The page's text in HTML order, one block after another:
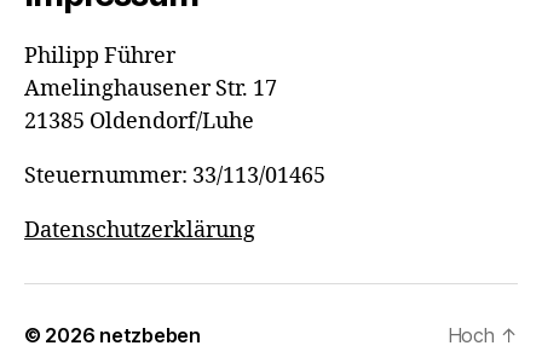
Philipp Führer
Amelinghausener Str. 17
21385 Oldendorf/Luhe
Steuernummer: 33/113/01465
Datenschutzerklärung
© 2026 netzbeben Hoch ↑